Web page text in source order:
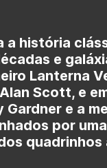
história
e
Lanterna
Scott, e
e a
por
quadrinhos